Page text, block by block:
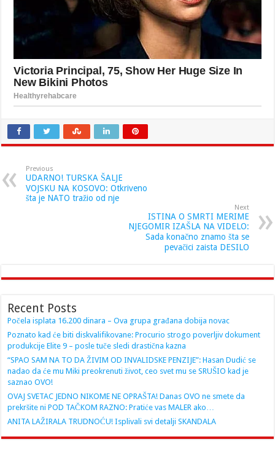
Previous
UDARNO! TURSKA ŠALJE
VOJSKU NA KOSOVO: Otkriveno
šta je NATO tražio od nje
Next
ISTINA O SMRTI MERIME
NJEGOMIR IZAŠLA NA VIDELO:
Sada konačno znamo šta se
pevačici zaista DESILO
Recent Posts
Počela isplata 16.200 dinara – Ova grupa građana dobija novac
Poznato kad će biti diskvalifikovane: Procurio strogo poverljiv dokument
produkcije Elite 9 – posle tuče sledi drastična kazna
“SPAO SAM NA TO DA ŽIVIM OD INVALIDSKE PENZIJE”: Hasan Dudić se
nadao da će mu Miki preokrenuti život, ceo svet mu se SRUŠIO kad je
saznao OVO!
OVAJ SVETAC JEDNO NIKOME NE OPRAŠTA! Danas OVO ne smete da
prekršite ni POD TAČKOM RAZNO: Pratiće vas MALER ako…
ANITA LAŽIRALA TRUDNOĆU! Isplivali svi detalji SKANDALA